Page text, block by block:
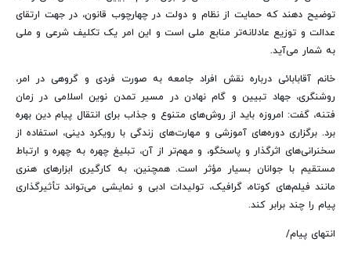
توضیح دهند که حمایت از نظام و دولت در چهارچوب قانون، در جهت ارتقای
عدالت و توزیع عادلانه‌تر منابع ملی است و این امر یک تکلیف شرعی و ملی
به شمار می‌آید.
خانم آقابابائی درباره نقش افراد جامعه به‌ صورت فردی و گروهی در امر،
روشنگری، جهاد تبیین و گام نهادن در مسیر تمدن نوین اسلامی در زمان
فتنه، گفت: امروزه باید از روش‌های متنوع و جذاب برای انتقال پیام دین بهره
برد. برگزاری دوره‌های آموزشی و مهارت‌های زندگی با رویکرد دینی، استفاده از
سخنرانی‌های اثرگذار و پاسخگو، و مهم‌تر از آن، تبلیغ چهره به چهره و ارتباط
مستقیم با جوانان بسیار مؤثر است. همچنین، به کارگیری ابزارهای هنری
مانند فیلم‌های کوتاه، گرافیک، تولیدات ادبی و نمایشی می‌تواند تأثیرگذاری
پیام را چند برابر کند.
انتهای پیام/